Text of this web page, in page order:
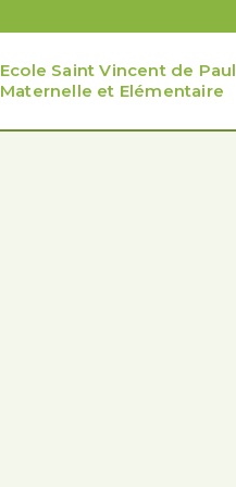
Ecole Saint Vincent de Paul
Maternelle et Elémentaire